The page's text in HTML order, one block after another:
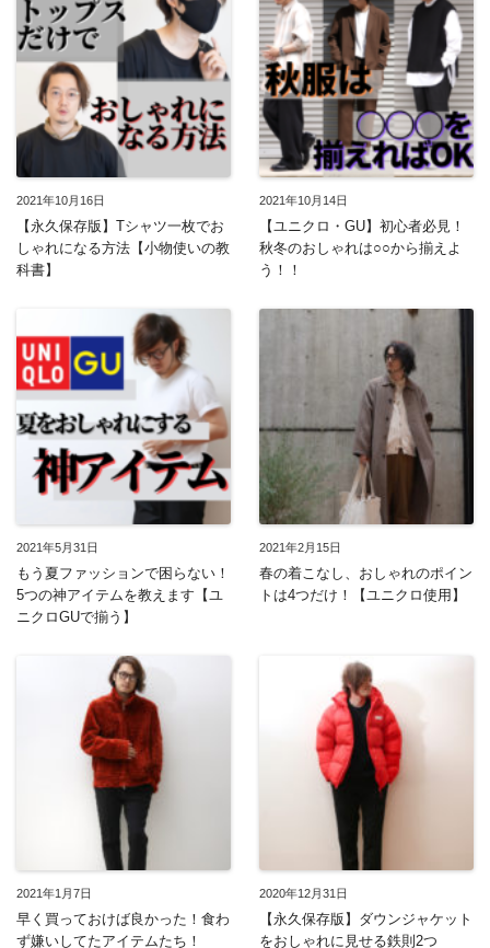
2021年10月16日
【永久保存版】Tシャツ一枚でお
しゃれになる方法【小物使いの教
科書】
2021年10月14日
【ユニクロ・GU】初心者必見！
秋冬のおしゃれは○○から揃えよ
う！！
2021年5月31日
もう夏ファッションで困らない！
5つの神アイテムを教えます【ユ
ニクロGUで揃う】
2021年2月15日
春の着こなし、おしゃれのポイン
トは4つだけ！【ユニクロ使用】
2021年1月7日
早く買っておけば良かった！食わ
ず嫌いしてたアイテムたち！
2020年12月31日
【永久保存版】ダウンジャケット
をおしゃれに見せる鉄則2つ